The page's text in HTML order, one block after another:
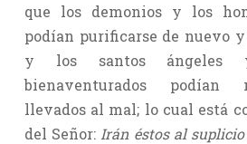
que los demonios y los
podían purificarse de nuevo
y los santos ángeles
bienaventurados podían
llevados al mal; lo cual está
del Señor: Irán éstos al